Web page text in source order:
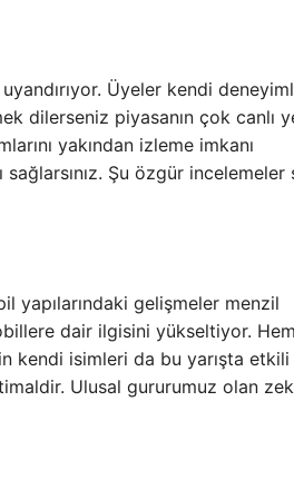
Üyeler kendi
dilerseniz piyasanın çok canlı
yakından izleme imkanı
sağlarsınız. Şu özgür incelemeler
yapılarındaki gelişmeler menzil
dair ilgisini yükseltiyor.
kendi isimleri da bu yarışta
Ulusal gururumuz olan